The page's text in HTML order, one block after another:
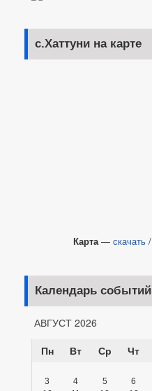
с.Хаттуни на карте
Карта— скачать /
Календарь событий
АВГУСТ 2026
Пн
Вт Ср Чт
3
4 5 6